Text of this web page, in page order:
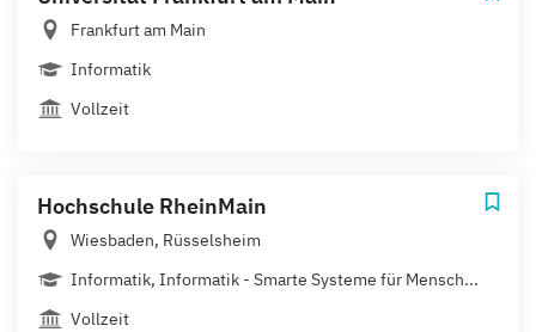
Frankfurt am Main
Informatik
Vollzeit
Hochschule RheinMain
Wiesbaden, Rüsselsheim
Informatik, Informatik - Smarte Systeme für Mensch...
Vollzeit